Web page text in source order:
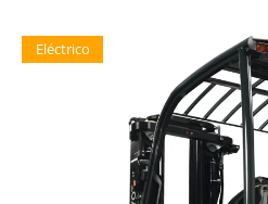
Eléctrico